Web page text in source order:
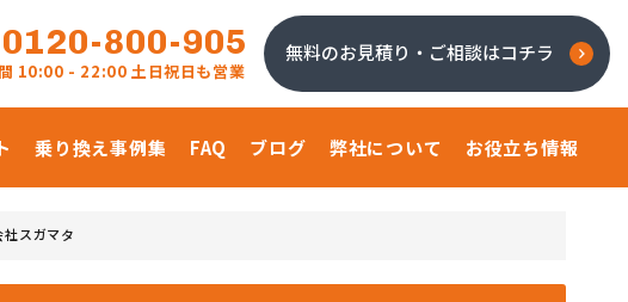
0120-800-905
10:00 - 22:00 土日祝日も営業
無料のお見積り・ご相談はコチラ
乗り換え事例集 FAQ ブログ 弊社について お役立ち情報
社スガマタ